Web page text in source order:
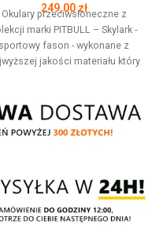
249,00zł
Okulary przeciwsłoneczne z
marki PITBULL – Skylark -
sportowy fason - wykonane z
jakości materiału który
antyalergiczne - soczewki z
polaryzacją TAC o grubości
ponad 1mm dodatkowo
- szkła zapewniają 100%
przed promieniowaniem
oraz eliminują 99% odblasków